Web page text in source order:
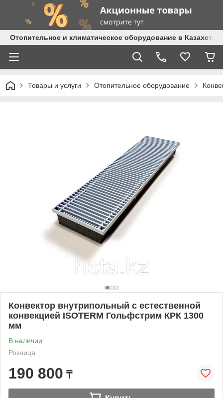
Отопительное и климатическое оборудование в
Товары и услуги Отопительное оборудование
Конвектор внутрипольный с естественной
конвекцией ISOTERM Гольфстрим КРК 1300
мм
В наличии
Розница
190 800 ₸